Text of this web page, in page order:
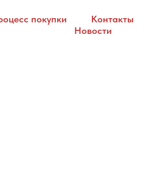
покупки Контакты
Новости